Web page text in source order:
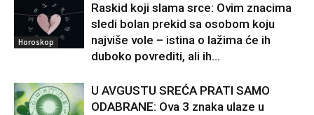
Horoskop
Raskid koji slama srce: Ovim znacima
sledi bolan prekid sa osobom koju
najviše vole – istina o lažima će ih
duboko povrediti, ali ih...
U AVGUSTU SREĆA PRATI SAMO
ODABRANE: Ova 3 znaka ulaze u